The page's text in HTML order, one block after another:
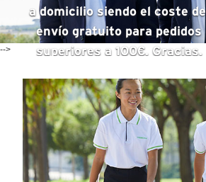
a domicilio siendo el coste del
envío gratuito para pedidos
superiores a 100€. Gracias.
-->